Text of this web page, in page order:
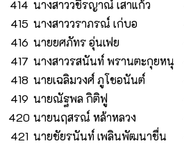
414 นางสาววชิรญาณ์ เสาแก้ว
415 นางสาววราภรณ์ เก่บอ
416 นายยศภัทร อุ่นเฟย
417 นางสาวรสนันท์ พรานตะกุยหนุ
418 นายเฉลิมวงศ์ ภูโชอนันต์
419 นายณัฐพล กิติฟู
420 นายนฤสรณ์ หล้าหลวง
421 นายชัยรนันท์ เพลินพัฒนาชื่น